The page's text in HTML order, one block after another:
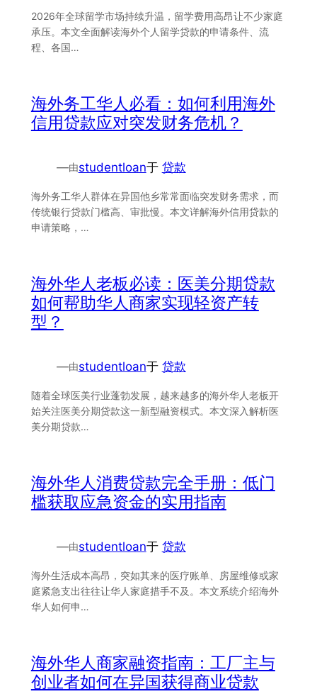
2026年全球留学市场持续升温，留学费用高昂让不少家庭
承压。本文全面解读海外个人留学贷款的申请条件、流
程、各国…
海外务工华人必看：如何利用海外
信用贷款应对突发财务危机？
—由studentloan于 贷款
海外务工华人群体在异国他乡常常面临突发财务需求，而
传统银行贷款门槛高、审批慢。本文详解海外信用贷款的
申请策略，…
海外华人老板必读：医美分期贷款
如何帮助华人商家实现轻资产转
型？
—由studentloan于 贷款
随着全球医美行业蓬勃发展，越来越多的海外华人老板开
始关注医美分期贷款这一新型融资模式。本文深入解析医
美分期贷款…
海外华人消费贷款完全手册：低门
槛获取应急资金的实用指南
—由studentloan于 贷款
海外生活成本高昂，突如其来的医疗账单、房屋维修或家
庭紧急支出往往让华人家庭措手不及。本文系统介绍海外
华人如何申…
海外华人商家融资指南：工厂主与
创业者如何在异国获得商业贷款